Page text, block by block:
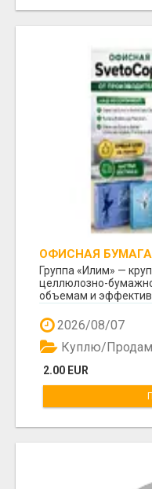
ОФИСНАЯ БУМАГА
ПРОИЗВОДИТЕЛЯ
Группа «Илим» —
целлюлозно-
объемам и
2026/08/07
2.00 EUR
Куплю/Продам